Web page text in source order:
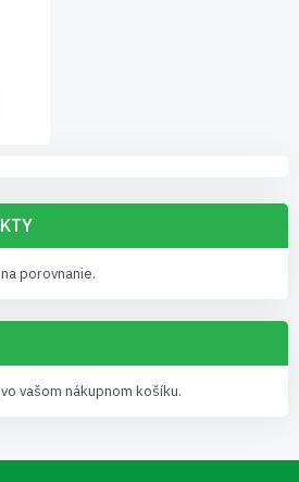
porovnanie.
vašom nákupnom košíku.